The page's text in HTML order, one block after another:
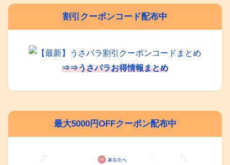
割引クーポンコード配布中
⇒⇒うさパラお得情報まとめ
最大5000円OFFクーポン配布中